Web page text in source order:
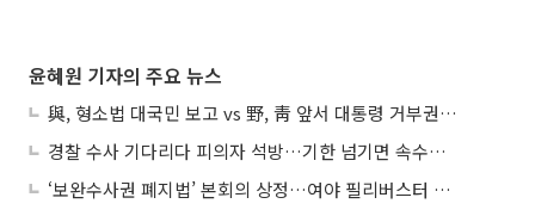
윤혜원 기자의 주요 뉴스
與, 형소법 대국민 보고 vs 野, 靑 앞서 대통령 거부권 촉구
경찰 수사 기다리다 피의자 석방…기한 넘기면 속수무책
‘보완수사권 폐지법’ 본회의 상정…여야 필리버스터 대치